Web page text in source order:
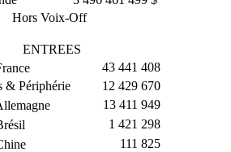
Hors Voix-Off
ENTREES
43 441 408
& Périphérie
12 429 670
13 411 949
1 421 298
111 825